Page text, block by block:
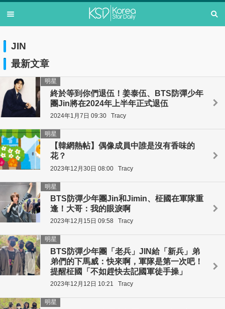
JIN
最新文章
終於等到你們退伍！姜泰伍、BTS防彈少年
團Jin將在2024年上半年正式退伍
明星
2024年1月7日 09:30 Tracy
【韓網熱帖】偶像成員中誰是沒有香味的
花？
明星
2023年12月30日 08:00 Tracy
BTS防彈少年團Jin和Jimin、柾國在軍隊重
逢！大哥：我的眼淚啊
明星
2023年12月15日 09:58 Tracy
BTS防彈少年團「老兵」JIN給「新兵」弟
弟們的下馬威：快來啊，軍隊是第一次吧！
提醒柾國「不如趕快去記國軍徒手操」
明星
2023年12月12日 10:21 Tracy
明星